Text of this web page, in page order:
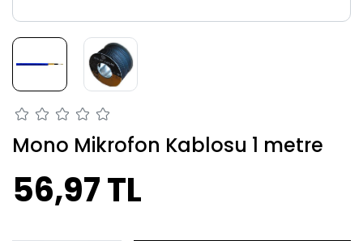
Mono Mikrofon Kablosu 1 metre
56,97 TL